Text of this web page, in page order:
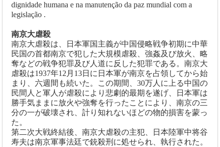
dignidade humana e na manutenção da paz mundial com a
legislação .
南京大虐殺
南京大虐殺は、日本軍国主義が中国侵略戦争初期に中華
民国の首都南京で犯した大規模虐殺、強姦及び放火、略
奪などの戦争犯罪及び人道に反した犯罪である。南京大
虐殺は1937年12月13日に日本軍が南京を占領してから始
まり、六週間も続いた。この期間、30万人に上る中国の
民間人と軍人が虐殺により悲劇的最期を遂げ、日本軍は
勝手気ままに放火や強奪を行ったことにより、南京の三
分の一が破壊され、計り知れないほどの物的損害を蒙っ
た。
第二次大戦終結後、南京大虐殺の主犯、日本陸軍中将谷
寿夫は南京軍事法廷で銃殺刑に処せられ、執行された。